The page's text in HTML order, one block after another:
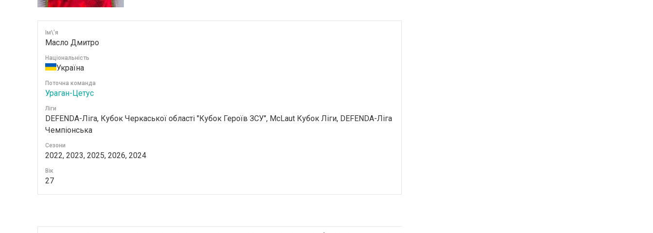
Ім\'я
Масло Дмитро
Національність
Україна
Поточна команда
Ураган-Цетус
Ліги
DEFENDA-Ліга, Кубок Черкаської області "Кубок Героїв ЗСУ", McLaut Кубок Ліги, DEFENDA-Ліга
Чемпіонська
Сезони
2022, 2023, 2025, 2026, 2024
Вік
27